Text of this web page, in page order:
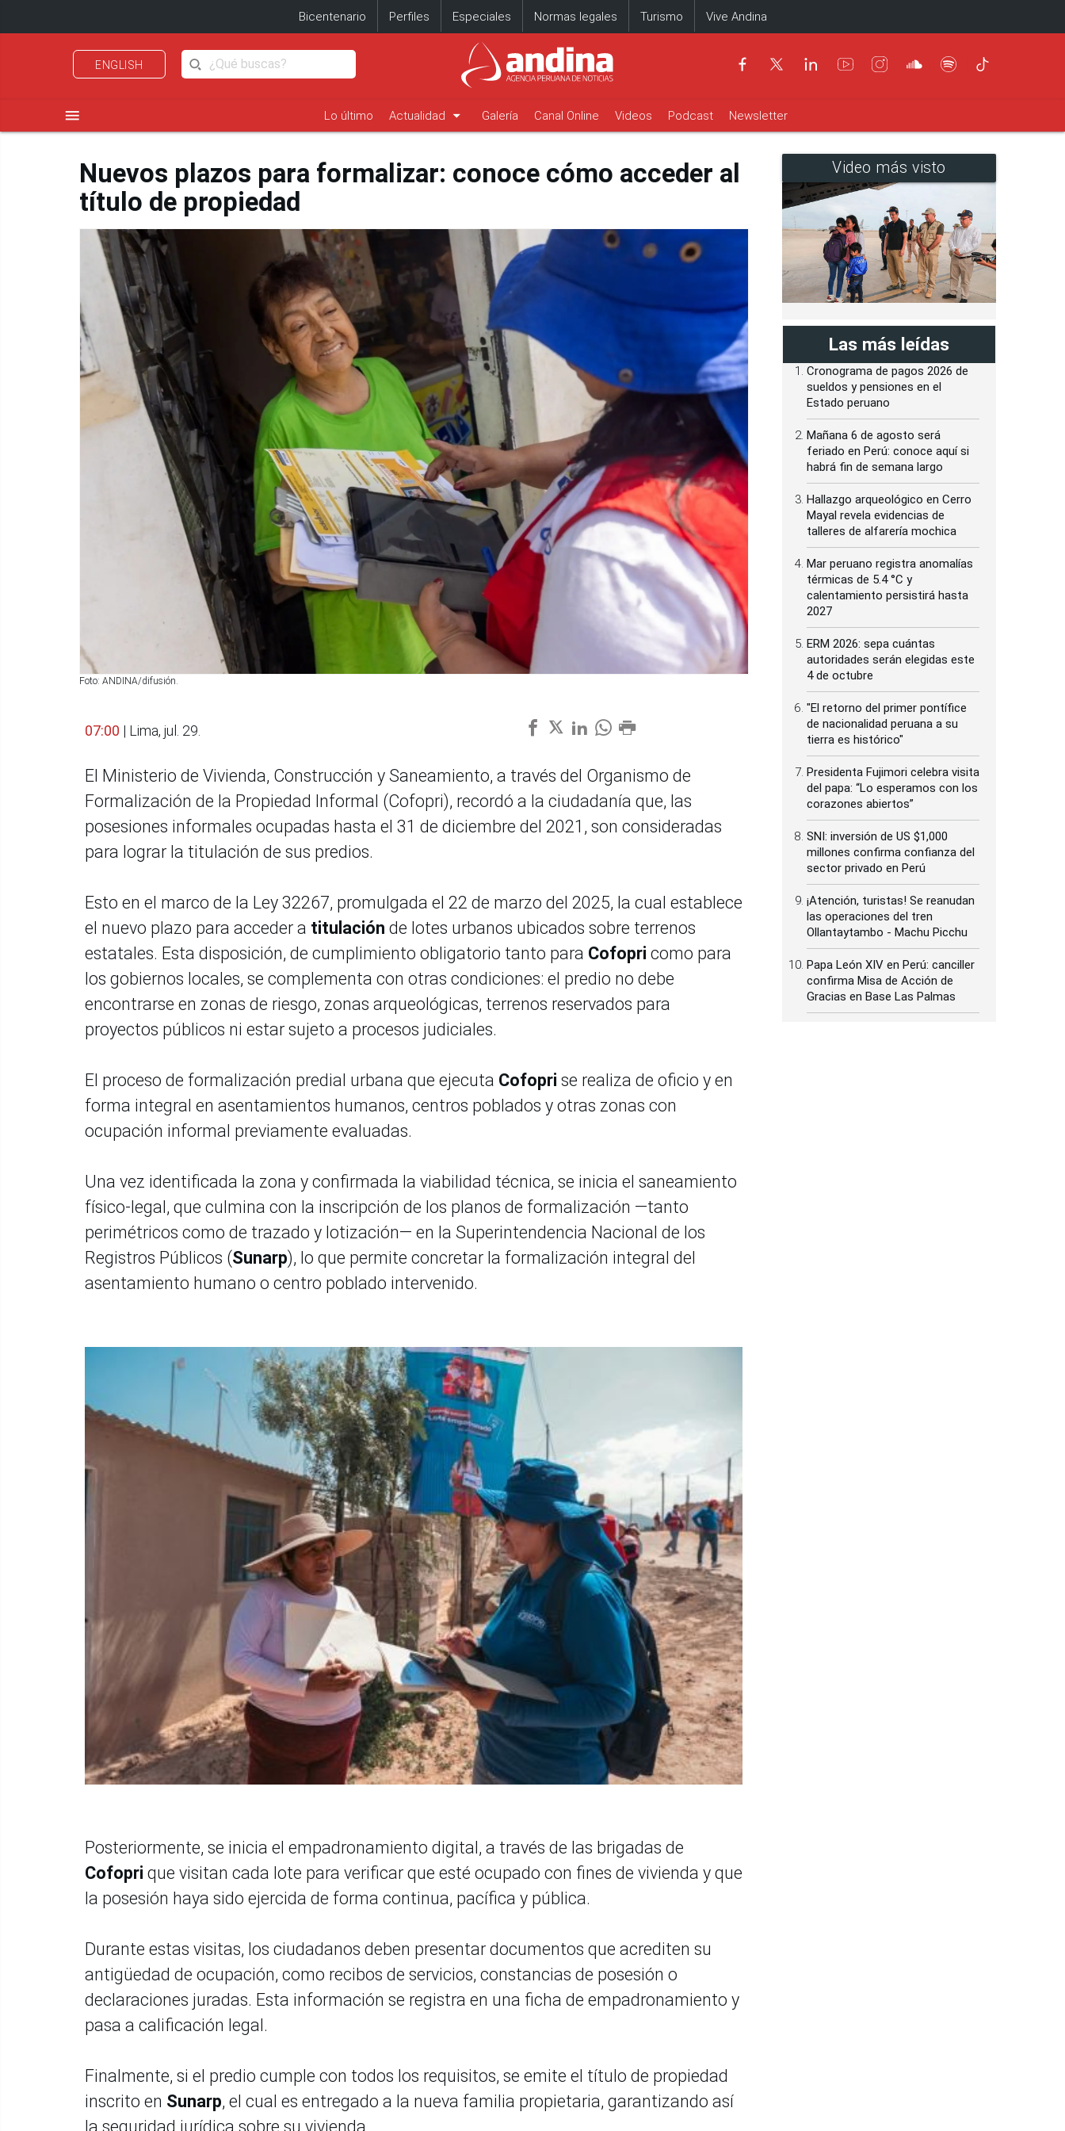
Bicentenario Perfiles Especiales Normas legales Turismo Vive Andina
ENGLISH
menu Lo último Actualidad arrow_drop_down Galería Canal Online Videos Podcast Newsletter
Nuevos plazos para formalizar: conoce cómo acceder al
título de propiedad
Foto: ANDINA/difusión.
07:00 | Lima, jul. 29.
El Ministerio de Vivienda, Construcción y Saneamiento, a través del Organismo de
Formalización de la Propiedad Informal (Cofopri), recordó a la ciudadanía que, las
posesiones informales ocupadas hasta el 31 de diciembre del 2021, son consideradas
para lograr la titulación de sus predios.
Esto en el marco de la Ley 32267, promulgada el 22 de marzo del 2025, la cual establece
el nuevo plazo para acceder a titulación de lotes urbanos ubicados sobre terrenos
estatales. Esta disposición, de cumplimiento obligatorio tanto para Cofopri como para
los gobiernos locales, se complementa con otras condiciones: el predio no debe
encontrarse en zonas de riesgo, zonas arqueológicas, terrenos reservados para
proyectos públicos ni estar sujeto a procesos judiciales.
El proceso de formalización predial urbana que ejecuta Cofopri se realiza de oficio y en
forma integral en asentamientos humanos, centros poblados y otras zonas con
ocupación informal previamente evaluadas.
Una vez identificada la zona y confirmada la viabilidad técnica, se inicia el saneamiento
físico-legal, que culmina con la inscripción de los planos de formalización —tanto
perimétricos como de trazado y lotización— en la Superintendencia Nacional de los
Registros Públicos (Sunarp), lo que permite concretar la formalización integral del
asentamiento humano o centro poblado intervenido.
Posteriormente, se inicia el empadronamiento digital, a través de las brigadas de
Cofopri que visitan cada lote para verificar que esté ocupado con fines de vivienda y que
la posesión haya sido ejercida de forma continua, pacífica y pública.
Durante estas visitas, los ciudadanos deben presentar documentos que acrediten su
antigüedad de ocupación, como recibos de servicios, constancias de posesión o
declaraciones juradas. Esta información se registra en una ficha de empadronamiento y
pasa a calificación legal.
Finalmente, si el predio cumple con todos los requisitos, se emite el título de propiedad
inscrito en Sunarp, el cual es entregado a la nueva familia propietaria, garantizando así
la seguridad jurídica sobre su vivienda.
Video más visto
Las más leídas
Cronograma de pagos 2026 de
sueldos y pensiones en el
Estado peruano
Mañana 6 de agosto será
feriado en Perú: conoce aquí si
habrá fin de semana largo
Hallazgo arqueológico en Cerro
Mayal revela evidencias de
talleres de alfarería mochica
Mar peruano registra anomalías
térmicas de 5.4 °C y
calentamiento persistirá hasta
2027
ERM 2026: sepa cuántas
autoridades serán elegidas este
4 de octubre
"El retorno del primer pontífice
de nacionalidad peruana a su
tierra es histórico"
Presidenta Fujimori celebra visita
del papa: “Lo esperamos con los
corazones abiertos”
SNI: inversión de US $1,000
millones confirma confianza del
sector privado en Perú
¡Atención, turistas! Se reanudan
las operaciones del tren
Ollantaytambo - Machu Picchu
Papa León XIV en Perú: canciller
confirma Misa de Acción de
Gracias en Base Las Palmas